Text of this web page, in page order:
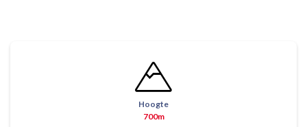
Hoogte
700m